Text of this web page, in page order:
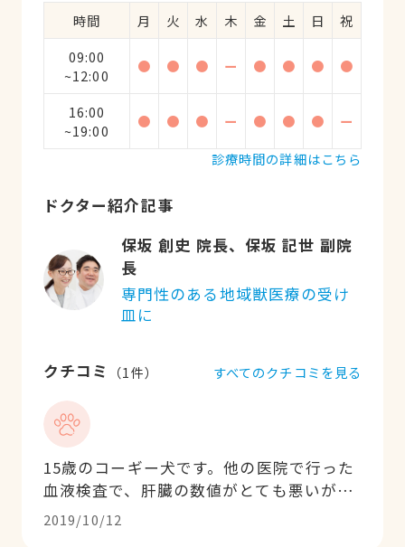
時間 月 火 水 木 金 土 日
祝
09:00
~12:00
● ● ● ー ● ● ● ●
16:00
~19:00
● ● ● ー ● ● ●
ー
診療時間の詳細はこちら
ドクター紹介記事
保坂 創史 院長、保坂 記世 副院
長
専門性のある地域獣医療の受け
皿に
クチコミ （1件）
15歳のコーギー犬です。他の医院で行った
血液検査で、肝臓の数値がとても悪いが、
年齢的に治療は毎日の補液になるだろうと
診断されました。犬自身がとてもつらそう
2019/10/12
すべてのクチコミを見る